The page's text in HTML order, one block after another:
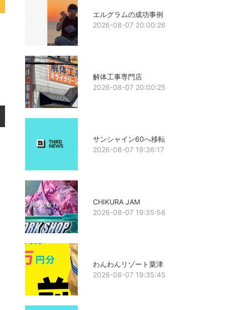
エルグラムの成功事例
2026-08-07 20:00:26
解体工事専門店
2026-08-07 20:00:25
サンシャイン60へ移転
2026-08-07 19:36:17
CHIKURA JAM
2026-08-07 19:35:56
わんわんリゾート粟津
2026-08-07 19:35:45